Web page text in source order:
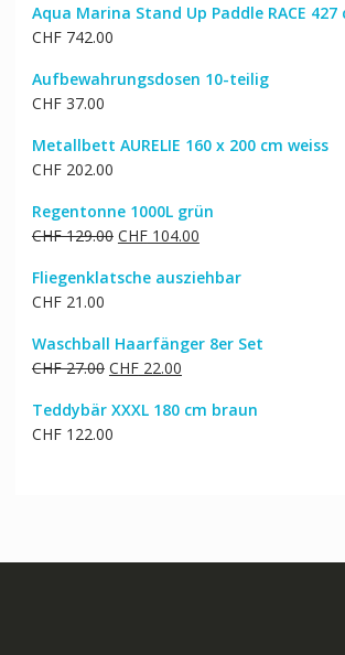
war:
CHF 74.00
ist:
Aqua Marina Stand Up Paddle RACE 427
CHF742.00
Aufbewahrungsdosen 10-teilig
CHF37.00
Metallbett AURELIE 160 x 200 cm weiss
CHF202.00
Regentonne 1000L grün
CHF129.00 Ursprünglicher
war:
CHF104.00Aktueller
ist:
Fliegenklatsche ausziehbar
CHF21.00
Waschball Haarfänger 8er Set
CHF27.00 Ursprünglicher
war:
CHF 27.00
CHF22.00Aktueller
ist:
Teddybär XXXL 180 cm braun
CHF122.00